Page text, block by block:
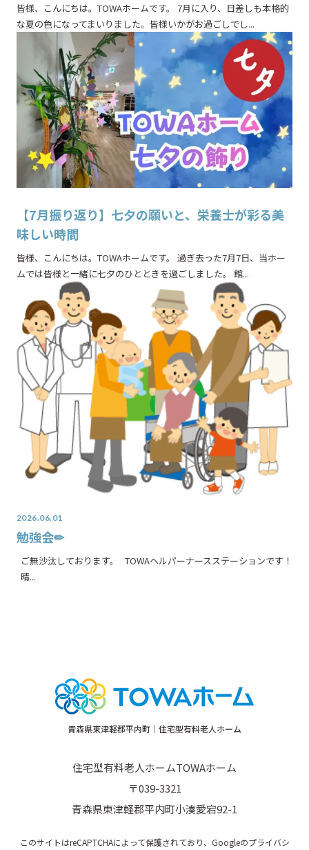
皆様、こんにちは。TOWAホームです。 7月に入り、日差しも本格的
な夏の色になってまいりました。皆様いかがお過ごしでし...
【7月振り返り】七夕の願いと、栄養士が彩る美
味しい時間
皆様、こんにちは。TOWAホームです。 過ぎ去った7月7日、当ホー
ムでは皆様と一緒に七夕のひとときを過ごしました。 館...
2026.06.01
勉強会✏
ご無沙汰しております。 TOWAヘルパーナースステーションです！
晴...
青森県東津軽郡平内町｜住宅型有料老人ホーム
住宅型有料老人ホームTOWAホーム
〒039-3321
青森県東津軽郡平内町小湊愛宕92-1
このサイトはreCAPTCHAによって保護されており、Googleのプライバシ